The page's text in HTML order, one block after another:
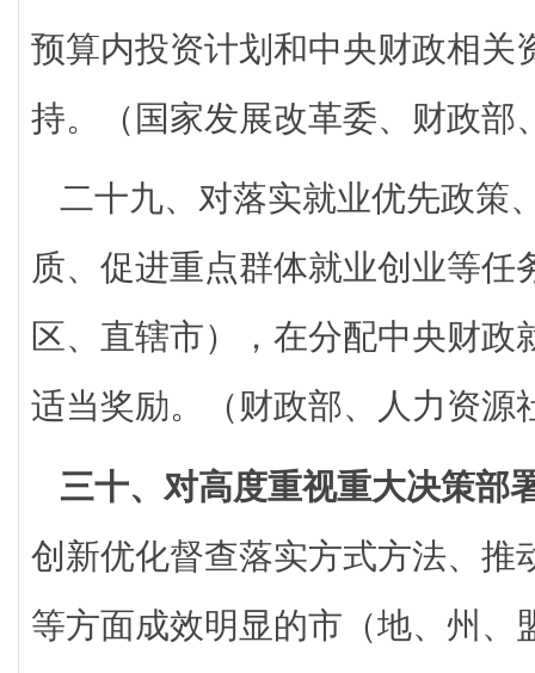
预算内投资计划和中央财政相关
持。（国家发展改革委、财政部
二十九、对落实就业优先政策
质、促进重点群体就业创业等任
区、直辖市），在分配中央财政
适当奖励。（财政部、人力资源
三十、对高度重视重大决策部
创新优化督查落实方式方法、推
等方面成效明显的市（地、州、